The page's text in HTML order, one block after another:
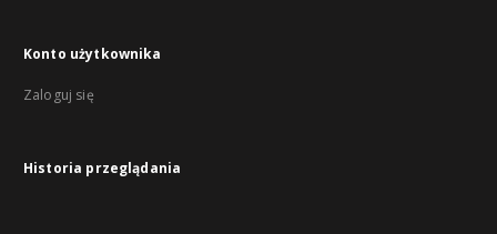
Konto użytkownika
Zaloguj się
Historia przeglądania